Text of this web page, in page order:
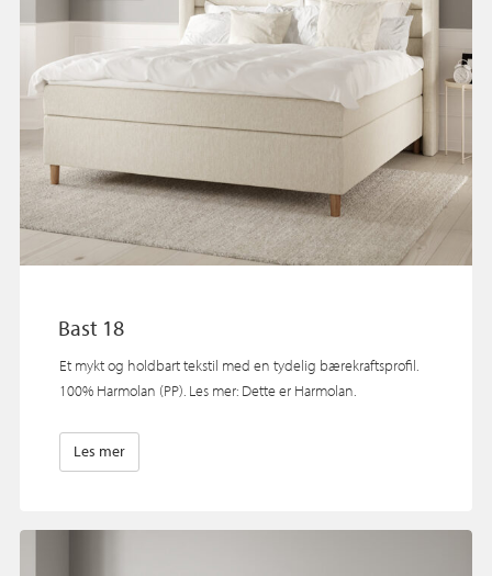
Bast 18
Et mykt og holdbart tekstil med en tydelig bærekraftsprofil.
100% Harmolan (PP). Les mer: Dette er Harmolan.
Les mer